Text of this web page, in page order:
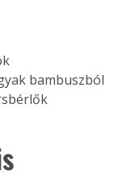
bambuszból